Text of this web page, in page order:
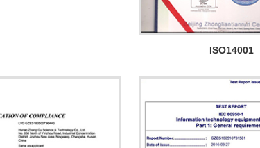
ISO14001